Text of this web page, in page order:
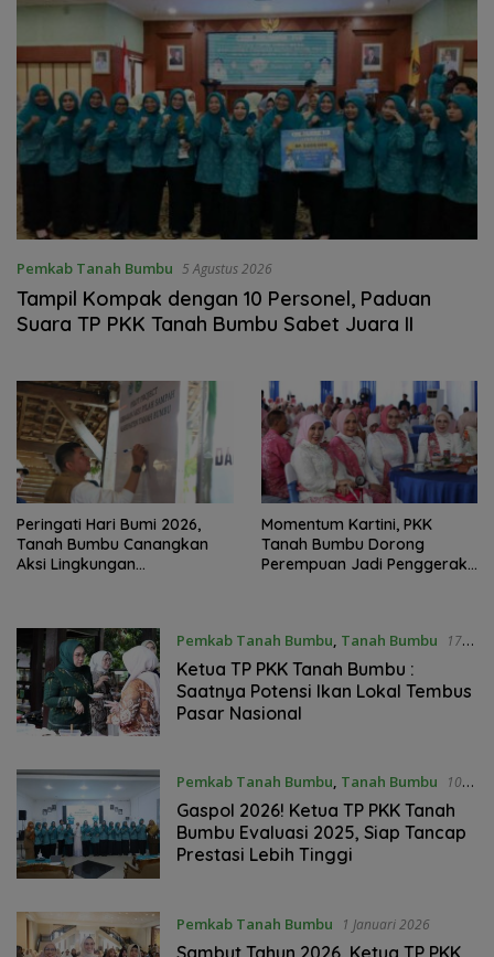
Pemkab Tanah Bumbu 5 Agustus 2026
Tampil Kompak dengan 10 Personel, Paduan
Suara TP PKK Tanah Bumbu Sabet Juara II
Peringati Hari Bumi 2026,
Tanah Bumbu Canangkan
Aksi Lingkungan
Momentum Kartini, PKK
Tanah Bumbu Dorong
Perempuan Jadi Penggerak
Pemkab Tanah Bumbu, Tanah Bumbu
17
Februari 2026
Ketua TP PKK Tanah Bumbu :
Saatnya Potensi Ikan Lokal Tembus
Pasar Nasional
Pemkab Tanah Bumbu, Tanah Bumbu
10
Februari 2026
Gaspol 2026! Ketua TP PKK Tanah
Bumbu Evaluasi 2025, Siap Tancap
Prestasi Lebih Tinggi
Pemkab Tanah Bumbu 1 Januari 2026
Sambut Tahun 2026, Ketua TP PKK